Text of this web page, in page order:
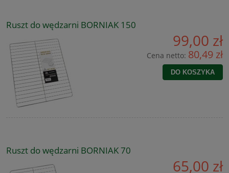
Ruszt do wędzarni BORNIAK 150
99,00 zł
Cena netto: 80,49 zł
DO KOSZYKA
Ruszt do wędzarni BORNIAK 70
65,00 zł